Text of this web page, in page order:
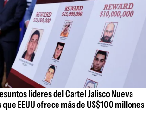
líderes del Cartel Jalisco Nueva
EEUU ofrece más de US$100 millones